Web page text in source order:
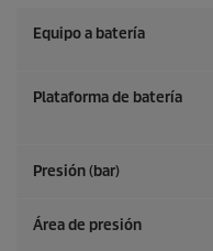
Equipo a batería
Plataforma de batería
Presión (bar)
Área de presión